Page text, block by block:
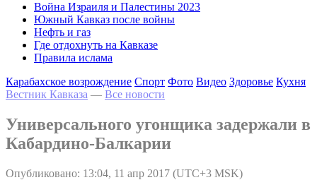
Война Израиля и Палестины 2023
Южный Кавказ после войны
Нефть и газ
Где отдохнуть на Кавказе
Правила ислама
Карабахское возрождение Спорт Фото Видео Здоровье Кухня
Вестник Кавказа — Все новости
Универсального угонщика задержали в
Кабардино-Балкарии
Опубликовано: 13:04, 11 апр 2017 (UTC+3 MSK)